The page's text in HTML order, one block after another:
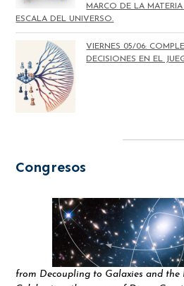
MARCO DE LA
ESCALA DEL UNIVERSO.
VIERNES 05/06:
DECISIONES EN EL
Congresos
from Decoupling to Galaxies and the